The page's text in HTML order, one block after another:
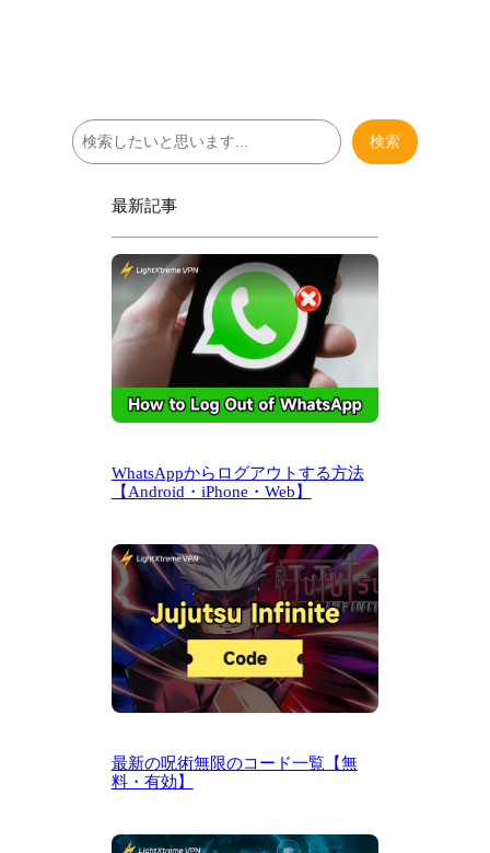
検
索
検索
最新記事
WhatsAppからログアウトする方法
【Android・iPhone・Web】
最新の呪術無限のコード一覧【無
料・有効】